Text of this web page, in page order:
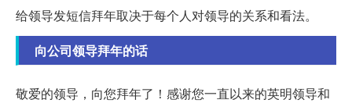
给领导发短信拜年取决于每个人对领导的关系和看法。
向公司领导拜年的话
敬爱的领导，向您拜年了！感谢您一直以来的英明领导和